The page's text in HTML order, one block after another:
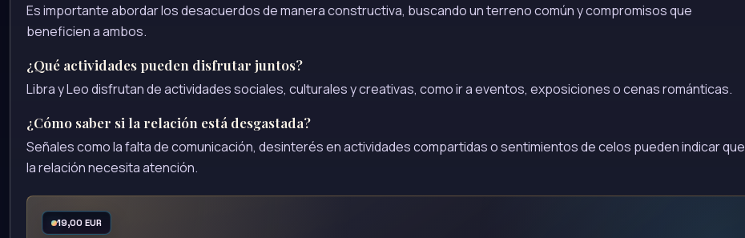
Es importante abordar los desacuerdos de manera constructiva, buscando un terreno común y compromisos que
beneficien a ambos.
¿Qué actividades pueden disfrutar juntos?
Libra y Leo disfrutan de actividades sociales, culturales y creativas, como ir a eventos, exposiciones o cenas románticas.
¿Cómo saber si la relación está desgastada?
Señales como la falta de comunicación, desinterés en actividades compartidas o sentimientos de celos pueden indicar que
la relación necesita atención.
19,00 EUR